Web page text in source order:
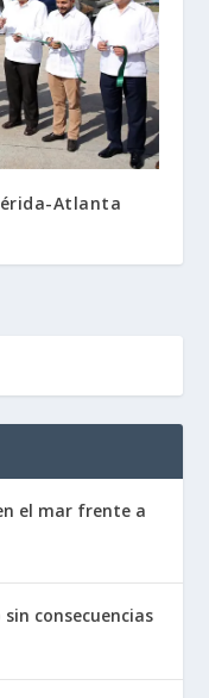
Atlanta
el mar frente a
sin consecuencias